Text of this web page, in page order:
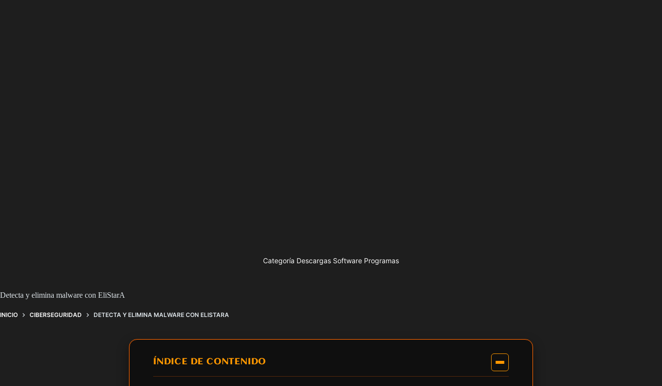
Categoría Descargas Software Programas
Detecta y elimina malware con EliStarA
INICIO CIBERSEGURIDAD DETECTA Y ELIMINA MALWARE CON ELISTARA
ÍNDICE DE CONTENIDO